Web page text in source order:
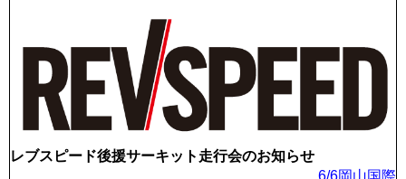
レブスピード後援サーキット走行会のお知らせ